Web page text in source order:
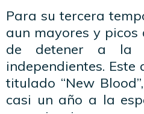
Para su tercera
aun mayores y
de detener a la
independientes.
titulado “New
casi un año a la